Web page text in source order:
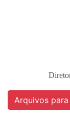
Arquivos